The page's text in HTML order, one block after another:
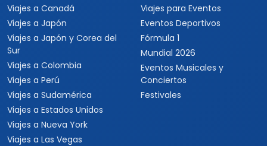
Viajes a Canadá
Viajes a Japón
Viajes a Japón y Corea del
Sur
Viajes a Colombia
Viajes a Perú
Viajes a Sudamérica
Viajes a Estados Unidos
Viajes a Nueva York
Viajes a Las Vegas
Viajes para Eventos
Eventos Deportivos
Fórmula 1
Mundial 2026
Eventos Musicales y
Conciertos
Festivales